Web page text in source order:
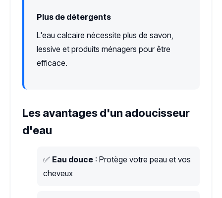
Plus de détergents
L'eau calcaire nécessite plus de savon,
lessive et produits ménagers pour être
efficace.
Les avantages d'un adoucisseur
d'eau
✅ Eau douce : Protège votre peau et vos
cheveux